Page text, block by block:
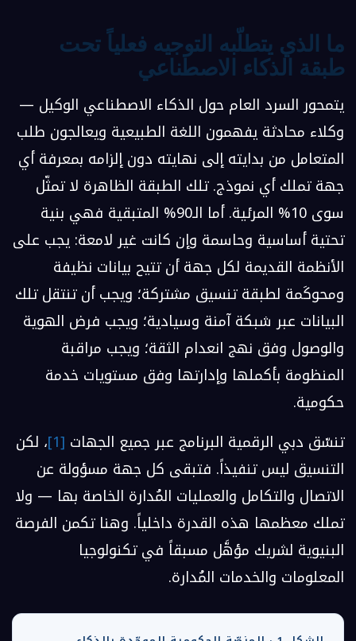
ما الذي يتطلّبه التوجيه فعلياً تحت
طبقة الذكاء الاصطناعي
يتمحور السرد العام حول الذكاء الاصطناعي الوكيل —
وكلاء محادثة يفهمون اللغة الطبيعية ويعالجون طلب
المتعامل من بدايته إلى نهايته دون إلزامه بمعرفة أي
جهة تملك أي نموذج. تلك الطبقة الظاهرة لا تمثّل
سوى 10% المرئية. أما الـ90% المتبقية فهي بنية
تحتية أساسية وحاسمة وإن كانت غير لامعة: يجب على
الأنظمة القديمة لكل جهة أن تتيح بيانات نظيفة
ومحوكَمة لطبقة تنسيق مشتركة؛ ويجب أن تنتقل تلك
البيانات عبر شبكة آمنة وسيادية؛ ويجب فرض الهوية
والوصول وفق نهج انعدام الثقة؛ ويجب مراقبة
المنظومة بأكملها وإدارتها وفق مستويات خدمة
حكومية.
تنسّق دبي الرقمية البرنامج عبر جميع الجهات [1] ، لكن
التنسيق ليس تنفيذاً. فتبقى كل جهة مسؤولة عن
الاتصال والتكامل والعمليات المُدارة الخاصة بها — ولا
تملك معظمها هذه القدرة داخلياً. وهنا تكمن الفرصة
البنيوية لشريك مؤهَّل مسبقاً في تكنولوجيا
المعلومات والخدمات المُدارة.